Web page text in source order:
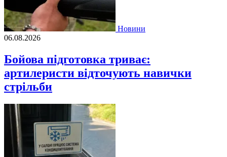
Новини
06.08.2026
Бойова підготовка триває:
артилеристи відточують навички
стрільби